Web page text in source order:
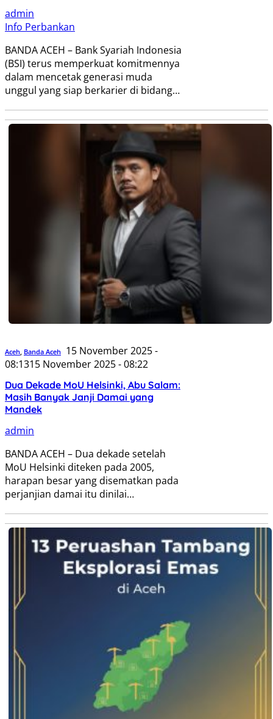
admin
Info Perbankan
BANDA ACEH – Bank Syariah Indonesia
(BSI) terus memperkuat komitmennya
dalam mencetak generasi muda
unggul yang siap berkarier di bidang…
Aceh, Banda Aceh 15 November 2025 -
08:1315 November 2025 - 08:22
Dua Dekade MoU Helsinki, Abu Salam:
Masih Banyak Janji Damai yang
Mandek
admin
BANDA ACEH – Dua dekade setelah
MoU Helsinki diteken pada 2005,
harapan besar yang disematkan pada
perjanjian damai itu dinilai…